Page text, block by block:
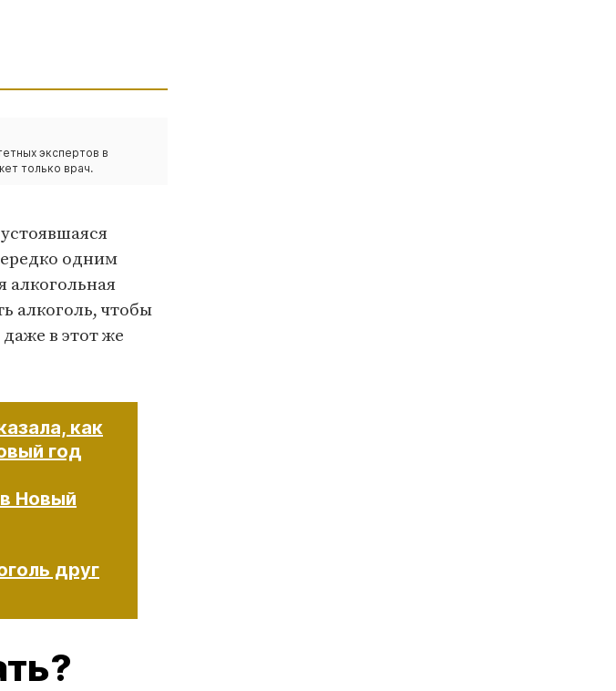
экспертов в
только врач.
одним
алкогольная
алкоголь, чтобы
в этот же
как
год
Новый
друг